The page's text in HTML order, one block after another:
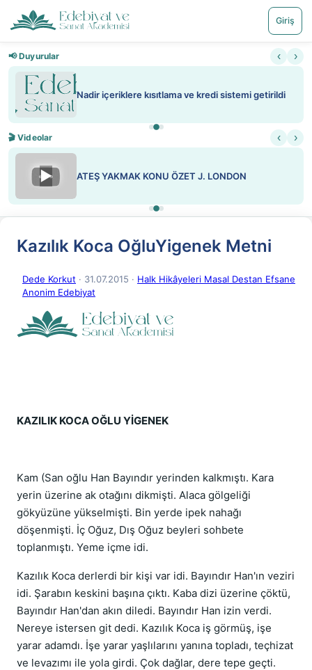
Giriş
📢 Duyurular ‹ ›
Nadir içeriklere kısıtlama ve kredi sistemi getirildi
🎬 Videolar ‹ ›
▶ ATEŞ YAKMAK KONU ÖZET J. LONDON
Kazılık Koca OğluYigenek Metni
Dede Korkut · 31.07.2015 · Halk Hikâyeleri Masal Destan Efsane
Anonim Edebiyat
KAZILIK KOCA OĞLU YİGENEK
Kam (San oğlu Han Bayındır yerinden kalkmıştı. Kara
yerin üzerine ak otağını dikmişti. Alaca gölgeliği
gökyüzüne yükselmişti. Bin yerde ipek nahağı
döşenmişti. İç Oğuz, Dış Oğuz beyleri sohbete
toplanmıştı. Yeme içme idi.
Kazılık Koca derlerdi bir kişi var idi. Bayındır Han'ın veziri
idi. Şarabın keskini başına çıktı. Kaba dizi üzerine çöktü,
Bayındır Han'dan akın diledi. Bayındır Han izin verdi.
Nereye istersen git dedi. Kazılık Koca iş görmüş, işe
yarar adamdı. İşe yarar yaşlılarını yanına topladı, teçhizat
ve levazımı ile yola girdi. Çok dağlar, dere tepe geçti.